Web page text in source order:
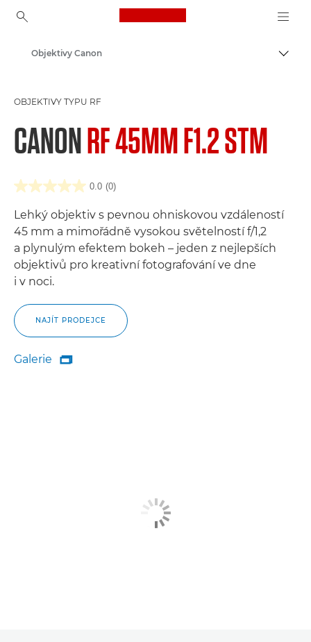
Canon Logo, back to
Objektivy Canon
OBJEKTIVY TYPU RF
CANONRF 45MM F1.2 STM
0.0 (0)
Lehký objektiv s pevnou ohniskovou vzdáleností
45 mm a mimořádně vysokou světelností f/1,2
a plynulým efektem bokeh – jeden z nejlepších
objektivů pro kreativní fotografování ve dne
i v noci.
NAJÍT PRODEJCE
Galerie
Galerie
